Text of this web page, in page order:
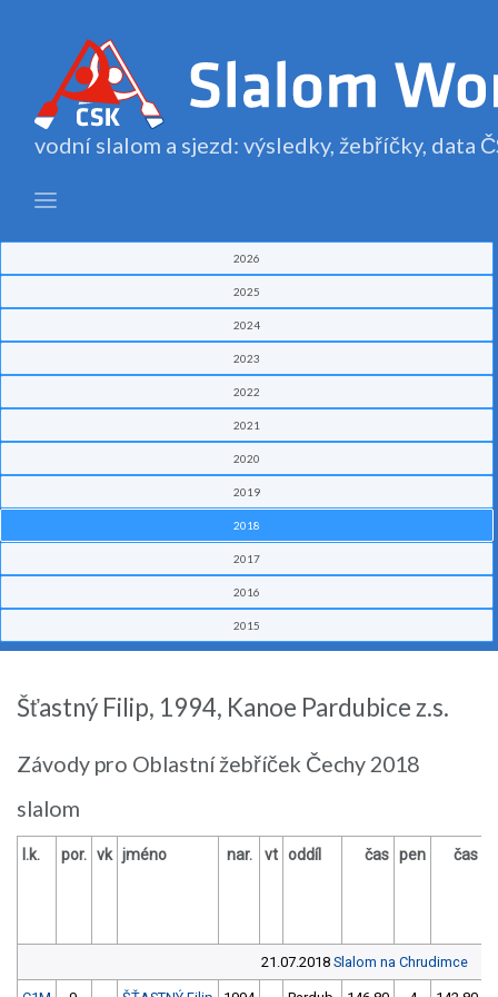
vodní slalom a sjezd: výsledky, žebříčky, data
2026
2025
2024
2023
2022
2021
2020
2019
2018
2017
2016
2015
Šťastný Filip, 1994, Kanoe Pardubice z.s.
Závody pro Oblastní žebříček Čechy 2018
slalom
l.k. por. vk jméno nar. vt oddíl čas pen čas
21.07.2018 Slalom na Chrudimce